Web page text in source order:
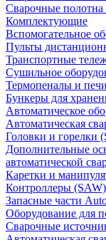
Сварочные полотна
Комплектующие
Вспомогательное
Пульты
Транспортные
Сушильное
Термопеналы и
Бункеры для
Автоматическое
Автоматическая
Головки и горелки
Дополнительные
автоматической
Каретки и
Контроллеры (SAW)
Запасные части
Оборудование для
Сварочные